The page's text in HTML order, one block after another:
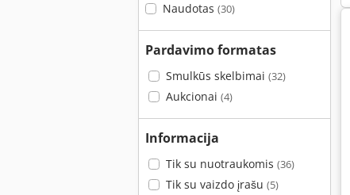
Naudotas (30)
Pardavimo formatas
Smulkūs skelbimai (32)
Aukcionai (4)
Informacija
Tik su nuotraukomis (36)
Tik su vaizdo įrašu (5)